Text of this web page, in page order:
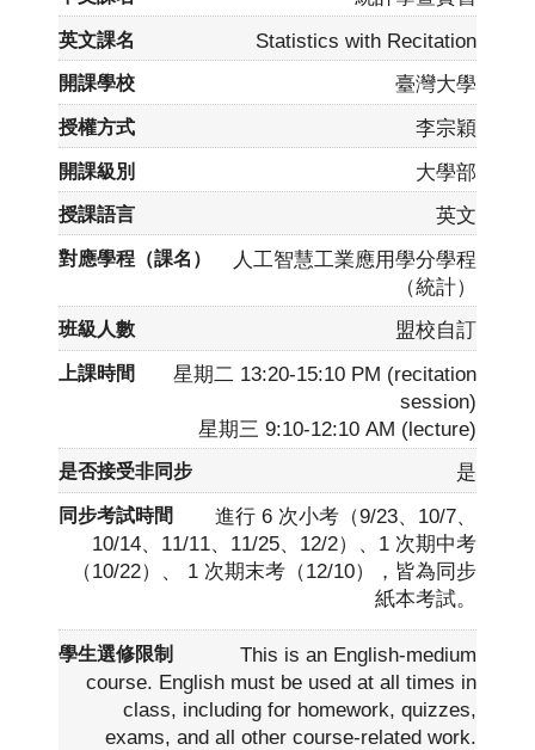
Statistics with Recitation
臺灣大學
李宗穎
大學部
英文
人工智慧工業應用學分學程
（統計）
盟校自訂
星期二 13:20-15:10 PM (recitation
session)
星期三 9:10-12:10 AM (lecture)
是
進行 6 次小考（9/23、10/7、
10/14、11/11、11/25、12/2）、1 次期中考
（10/22）、 1 次期末考（12/10），皆為同步
紙本考試。
This is an English-medium
course. English must be used at all times in
class, including for homework, quizzes,
exams, and all other course-related work.